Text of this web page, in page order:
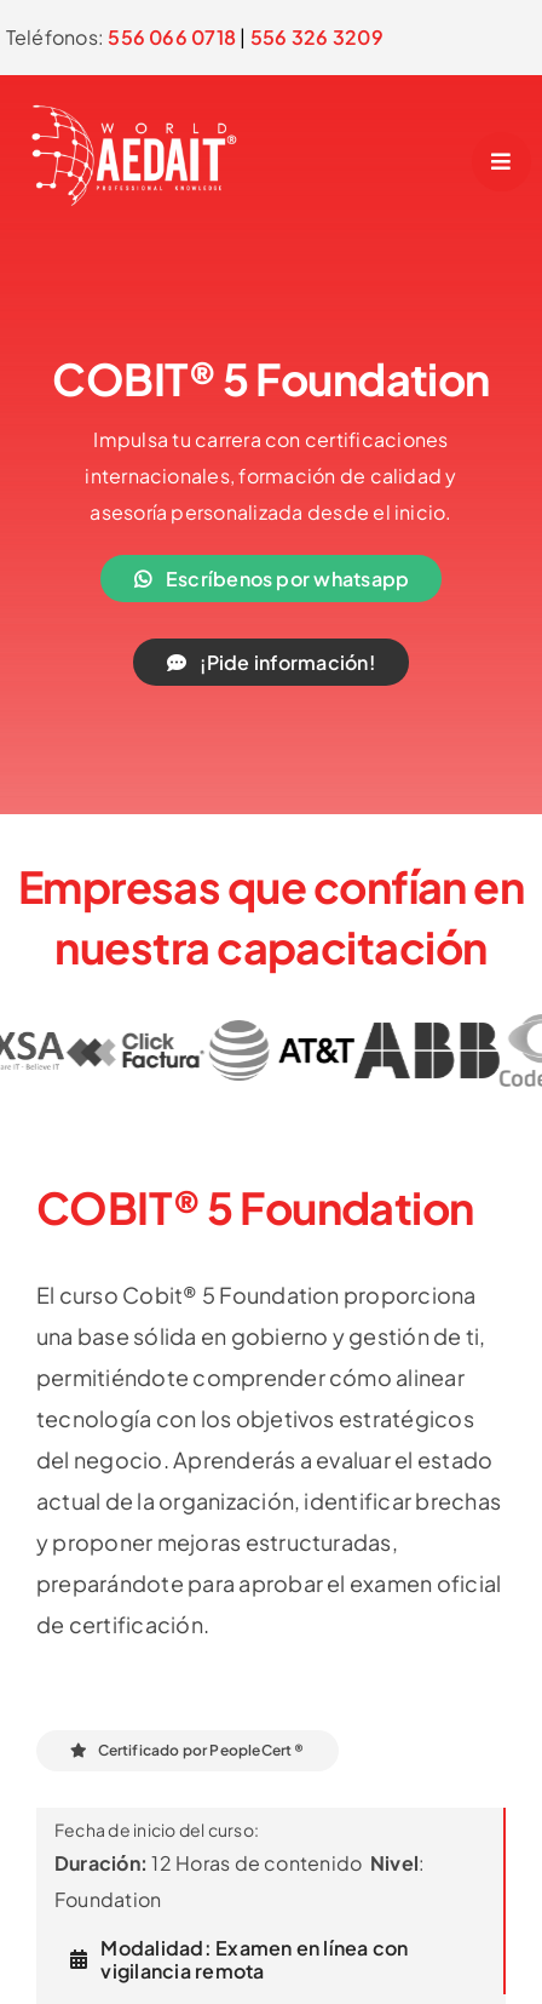
to
Teléfonos:556 066 0718| 556 326 3209
COBIT® 5 Foundation
Impulsa tu carrera con certificaciones
internacionales, formación de calidad y
asesoría personalizada desde el inicio.
Escríbenos por whatsapp
¡Pide información!
Empresas que confían en
nuestra capacitación
COBIT® 5 Foundation
El curso Cobit® 5 Foundation proporciona
una base sólida en gobierno y gestión de ti,
permitiéndote comprender cómo alinear
tecnología con los objetivos estratégicos
del negocio. Aprenderás a evaluar el estado
actual de la organización, identificar brechas
y proponer mejoras estructuradas,
preparándote para aprobar el examen oficial
de certificación.
Certificado por PeopleCert ®
Fecha de inicio del curso:
Duración:12 Horas de contenido Nivel:
Foundation
Modalidad: Examen en línea con
vigilancia remota